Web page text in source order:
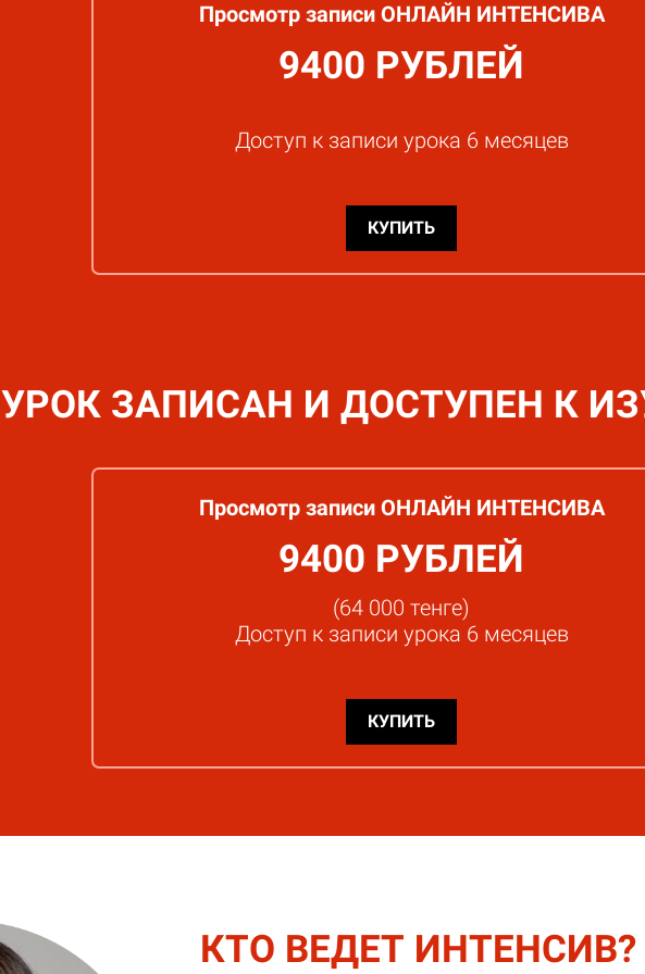
Просмотр записи ОНЛАЙН ИНТЕНСИВА
9400 РУБЛЕЙ
Доступ к записи урока 6 месяцев
КУПИТЬ
УРОК ЗАПИСАН И ДОСТУПЕН К
Просмотр записи ОНЛАЙН ИНТЕНСИВА
9400 РУБЛЕЙ
(64 000 тенге)
Доступ к записи урока 6 месяцев
КУПИТЬ
КТО ВЕДЕТ ИНТЕНСИВ?